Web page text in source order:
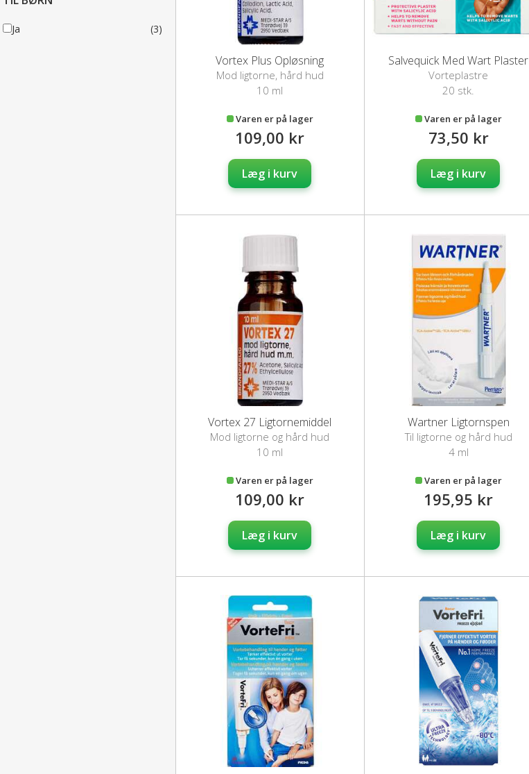
Ja (3)
Vortex Plus Opløsning
Mod ligtorne, hård hud
10 ml
Varen er på lager
109,00 kr
Læg i kurv
Salvequick Med Wart Plaster
Vorteplastre
20 stk.
Varen er på lager
73,50 kr
Læg i kurv
Vortex 27 Ligtornemiddel
Mod ligtorne og hård hud
10 ml
Varen er på lager
109,00 kr
Læg i kurv
Wartner Ligtornspen
Til ligtorne og hård hud
4 ml
Varen er på lager
195,95 kr
Læg i kurv